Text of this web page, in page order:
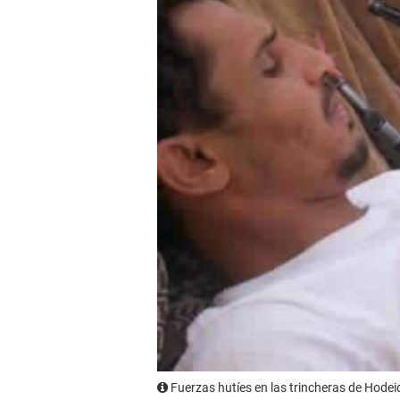
Fuerzas hutíes en las trincheras de